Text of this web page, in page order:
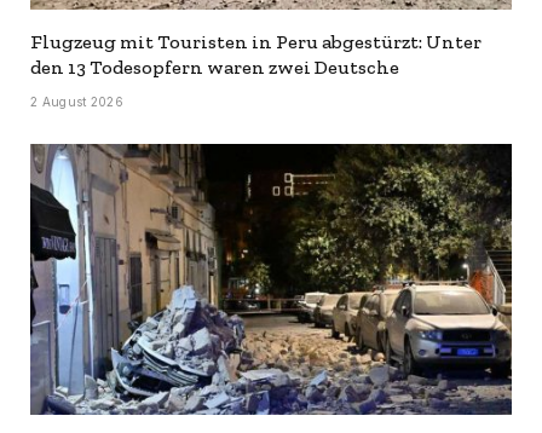
Flugzeug mit Touristen in Peru abgestürzt: Unter
den 13 Todesopfern waren zwei Deutsche
2 August 2026